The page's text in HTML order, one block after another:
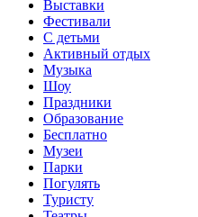
Выставки
Фестивали
С детьми
Активный отдых
Музыка
Шоу
Праздники
Образование
Бесплатно
Музеи
Парки
Погулять
Туристу